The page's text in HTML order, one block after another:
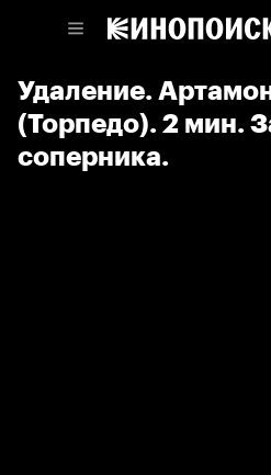
Удаление.
(Торпедо). 2 мин.
соперника.